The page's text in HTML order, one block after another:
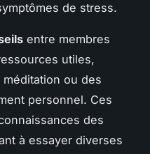
de stress.
entre membres
utiles,
ou des
personnel. Ces
des
à essayer diverses